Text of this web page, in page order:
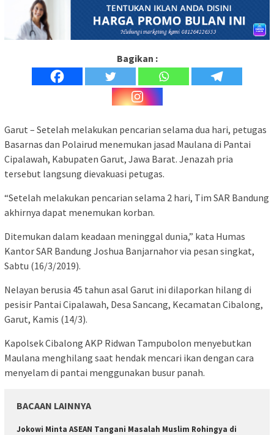
Bagikan :
Garut – Setelah melakukan pencarian selama dua hari, petugas
Basarnas dan Polairud menemukan jasad Maulana di Pantai
Cipalawah, Kabupaten Garut, Jawa Barat. Jenazah pria
tersebut langsung dievakuasi petugas.
“Setelah melakukan pencarian selama 2 hari, Tim SAR Bandung
akhirnya dapat menemukan korban.
Ditemukan dalam keadaan meninggal dunia,” kata Humas
Kantor SAR Bandung Joshua Banjarnahor via pesan singkat,
Sabtu (16/3/2019).
Nelayan berusia 45 tahun asal Garut ini dilaporkan hilang di
pesisir Pantai Cipalawah, Desa Sancang, Kecamatan Cibalong,
Garut, Kamis (14/3).
Kapolsek Cibalong AKP Ridwan Tampubolon menyebutkan
Maulana menghilang saat hendak mencari ikan dengan cara
menyelam di pantai menggunakan busur panah.
BACAAN LAINNYA
Jokowi Minta ASEAN Tangani Masalah Muslim Rohingya di